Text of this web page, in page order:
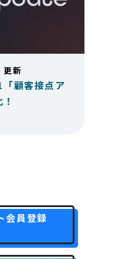
更新
顧客接点ア
会員登録